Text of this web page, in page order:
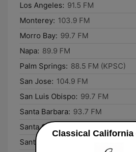
Los Angeles: 91.5 FM
Monterey: 103.9 FM
Morro Bay: 99.7 FM
Napa: 89.9 FM
Palm Springs: 88.5 FM (KPSC)
San Jose: 104.9 FM
San Luis Obispo: 99.7 FM
Santa Barbara: 93.7 FM
Santa Clarita:
Santa Rosa:
Classical California